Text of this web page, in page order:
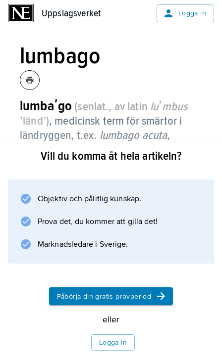
Uppslagsverket Logga in
lumbago
lumbaʹgo (senlat., av latin luʹmbus
’länd’), medicinsk term för smärtor i
ländryggen, t.ex. lumbago acuta,
ryggskott.
Vill du komma åt hela artikeln?
Objektiv och pålitlig kunskap.
Prova det, du kommer att gilla det!
Marknadsledare i Sverige.
Påbörja din gratis provperiod
eller
Logga in